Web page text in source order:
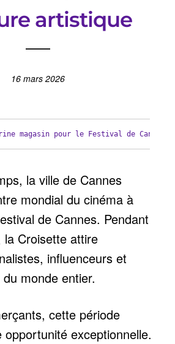
artistique
16 mars 2026
magasin pour le Festival de
la ville de Cannes
mondial du cinéma à
de Cannes. Pendant
la Croisette attire
influenceurs et
monde entier.
cette période
opportunité exceptionnelle.